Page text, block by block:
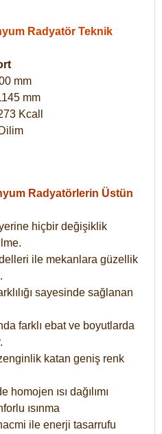
Radyatör Teknik
mm
mm
Kcall
Radyatörlerin Üstün
hiçbir değişiklik
ile mekanlara güzellik
sayesinde sağlanan
farklı ebat ve boyutlarda
katan geniş renk
homojen ısı dağılımı
ısınma
ile enerji tasarrufu